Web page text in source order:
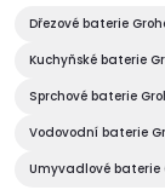
á
d
a
c
Dřezové baterie
Kuchyňské baterie
Sprchové baterie
Vodovodní baterie
Umyvadlové baterie